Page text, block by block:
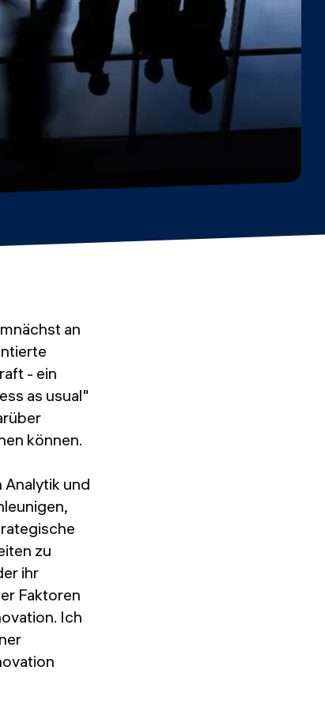
an
- ein
as usual"
können.
Analytik und
zu
ihr
Faktoren
Ich